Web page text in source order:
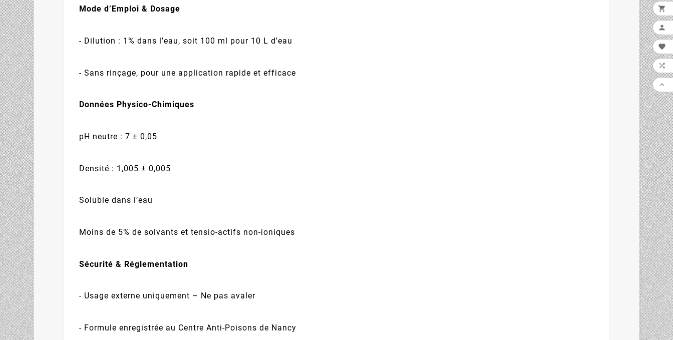
Mode d’Emploi & Dosage
- Dilution : 1% dans l’eau, soit 100 ml pour 10 L d’eau
- Sans rinçage, pour une application rapide et efficace
Données Physico-Chimiques
pH neutre : 7 ± 0,05
Densité : 1,005 ± 0,005
Soluble dans l’eau
Moins de 5% de solvants et tensio-actifs non-ioniques
Sécurité & Réglementation
- Usage externe uniquement – Ne pas avaler
- Formule enregistrée au Centre Anti-Poisons de Nancy




